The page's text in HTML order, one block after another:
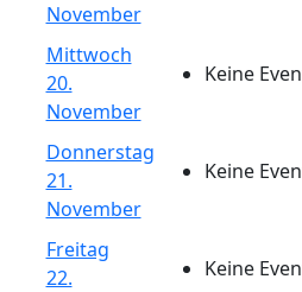
November
Mittwoch
20.
November
Keine
Donnerstag
21.
November
Keine
Freitag
22.
Keine